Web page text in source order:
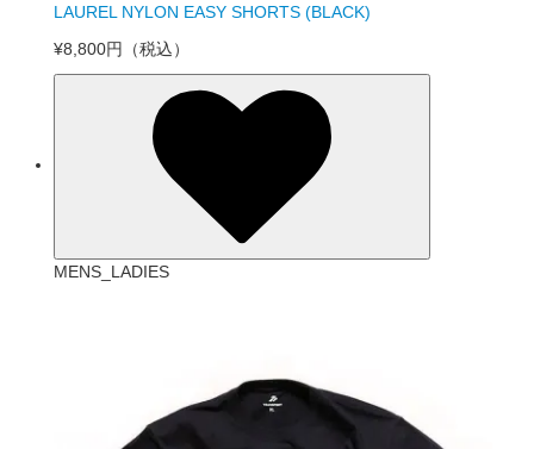
LAUREL NYLON EASY SHORTS (BLACK)
¥8,800円 （税込）
MENS_LADIES